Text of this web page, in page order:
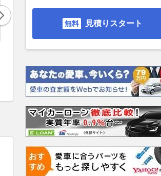
TDI ハイライン ディー
万円
TDI ハイライン ディー
支払総額
309.8万円
見積りスタート